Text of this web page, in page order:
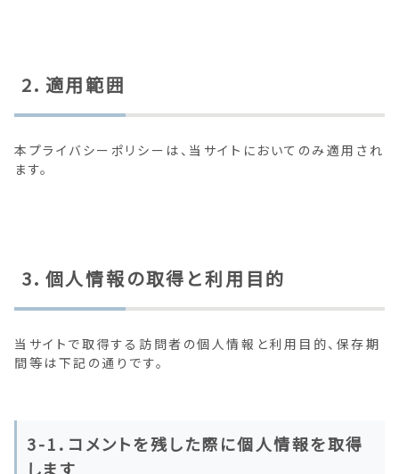
2．適用範囲
本プライバシーポリシーは、当サイトにおいてのみ適用され
ます。
3．個人情報の取得と利用目的
当サイトで取得する訪問者の個人情報と利用目的、保存期
間等は下記の通りです。
3-1．コメントを残した際に個人情報を取得
します